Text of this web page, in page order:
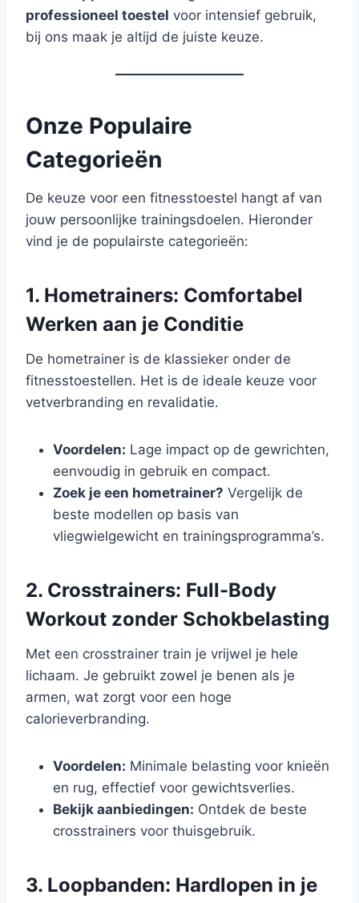
professioneel toestel voor intensief gebruik,
bij ons maak je altijd de juiste keuze.
Onze Populaire
Categorieën
De keuze voor een fitnesstoestel hangt af van
jouw persoonlijke trainingsdoelen. Hieronder
vind je de populairste categorieën:
1. Hometrainers: Comfortabel
Werken aan je Conditie
De hometrainer is de klassieker onder de
fitnesstoestellen. Het is de ideale keuze voor
vetverbranding en revalidatie.
Voordelen: Lage impact op de gewrichten,
eenvoudig in gebruik en compact.
Zoek je een hometrainer? Vergelijk de
beste modellen op basis van
vliegwielgewicht en trainingsprogramma’s.
2. Crosstrainers: Full-Body
Workout zonder Schokbelasting
Met een crosstrainer train je vrijwel je hele
lichaam. Je gebruikt zowel je benen als je
armen, wat zorgt voor een hoge
calorieverbranding.
Voordelen: Minimale belasting voor knieën
en rug, effectief voor gewichtsverlies.
Bekijk aanbiedingen: Ontdek de beste
crosstrainers voor thuisgebruik.
3. Loopbanden: Hardlopen in je